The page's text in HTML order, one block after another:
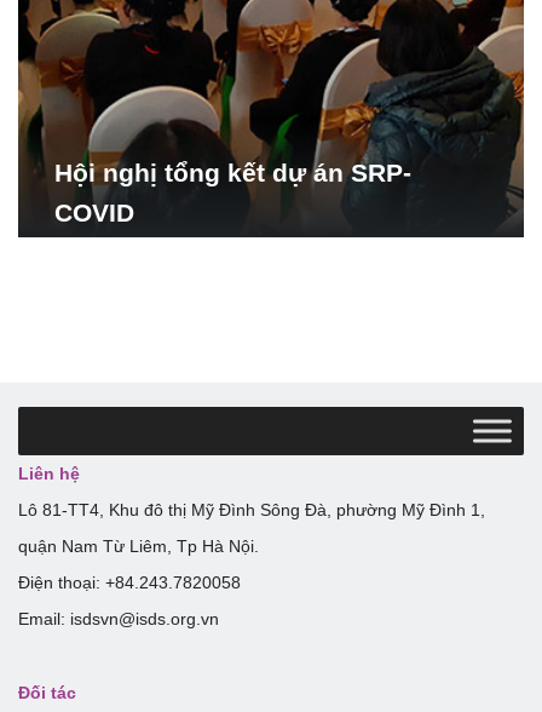
Hội nghị tổng kết dự án SRP-
COVID
Liên hệ
Lô 81-TT4, Khu đô thị Mỹ Đình Sông Đà, phường Mỹ Đình 1,
quận Nam Từ Liêm, Tp Hà Nội.
Điện thoại: +84.243.7820058
Email: isdsvn@isds.org.vn
Đối tác